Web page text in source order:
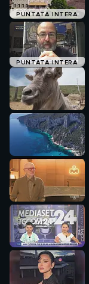
PUNTATA INTERA
PUNTATA INTERA